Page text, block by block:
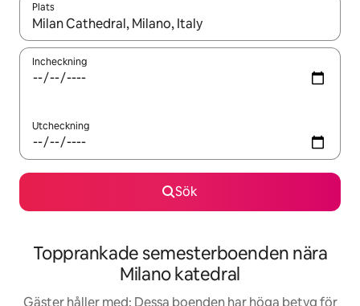
Plats
När resultaten är tillgängliga kan du navigera med upp- och
Incheckning
Utcheckning
Sök
Topprankade semesterboenden nära
Milano katedral
Gäster håller med: Dessa boenden har höga betyg för